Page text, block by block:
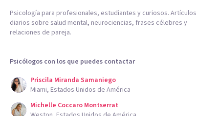
Psicología para profesionales, estudiantes y curiosos. Artículos
diarios sobre salud mental, neurociencias, frases célebres y
relaciones de pareja.
Psicólogos con los que puedes contactar
Priscila Miranda Samaniego
Miami, Estados Unidos de América
Michelle Coccaro Montserrat